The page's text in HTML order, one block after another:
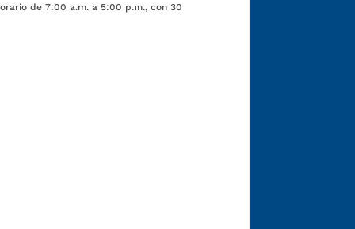
de 7:00 a.m. a 5:00 p.m., con 30